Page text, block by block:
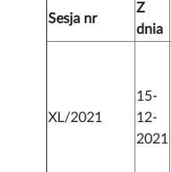
Sesja nr
Z
dnia
XL/2021
15-
12-
2021